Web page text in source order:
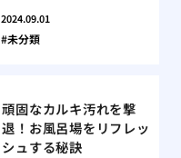
2024.09.01
未分類
頑固なカルキ汚れを撃
退！お風呂場をリフレッ
シュする秘訣